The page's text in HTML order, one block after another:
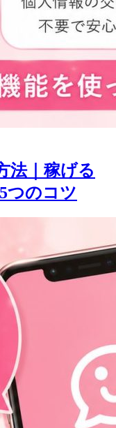
法｜稼げる
つのコツ